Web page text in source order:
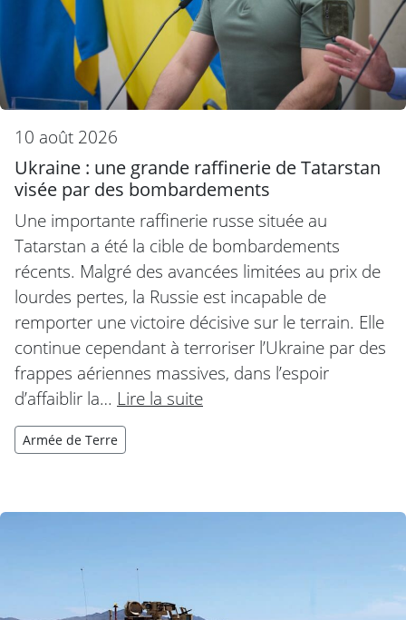
10 août 2026
Ukraine : une grande raffinerie de Tatarstan
visée par des bombardements
Une importante raffinerie russe située au
Tatarstan a été la cible de bombardements
récents. Malgré des avancées limitées au prix de
lourdes pertes, la Russie est incapable de
remporter une victoire décisive sur le terrain. Elle
continue cependant à terroriser l’Ukraine par des
frappes aériennes massives, dans l’espoir
d’affaiblir la… Lire la suite
Armée de Terre